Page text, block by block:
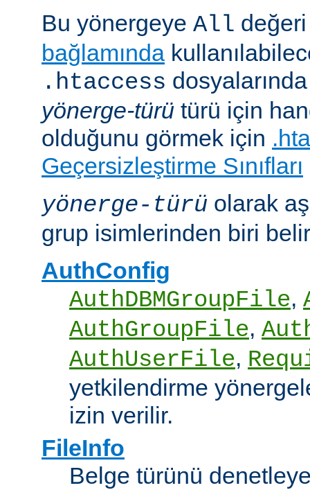
Bu yönergeye All
bağlamında
.htaccess
yönerge-türü türü için
olduğunu görmek için
Geçersizleştirme Sınıfları
yönerge-türü olarak
grup isimlerinden biri
AuthConfig
AuthDBMGroupFile,
AuthGroupFile,
AuthUserFile,
yetkilendirme
izin verilir.
FileInfo
Belge türünü